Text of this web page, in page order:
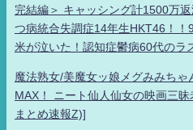
完結編＞ キャッシング計1500万
つ病統合失調症14年生HKT46！！
米が泣いた！認知症鬱病60代のラ
魔法熟女/美魔女ッ娘メグみみち
MAX！ ニート仙人仙女の映画三
まとめ速報Z)]